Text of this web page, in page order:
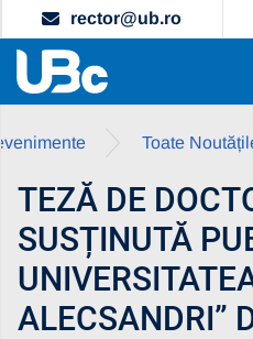
rector@ub.ro
Toate
TEZĂ DE
SUSȚINUTĂ
ALECSANDRI”